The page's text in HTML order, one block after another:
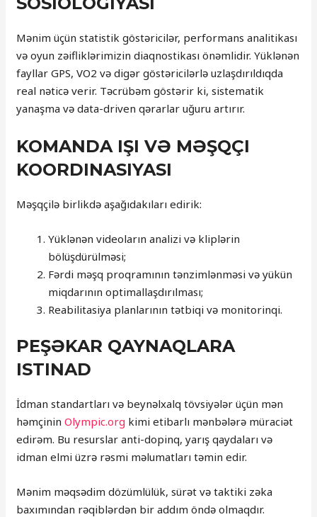
Mənim üçün statistik göstəricilər, performans analitikası
və oyun zəifliklərimizin diaqnostikası önəmlidir. Yüklənən
fayllar GPS, VO2 və digər göstəricilərlə uzlaşdırıldıqda
real nəticə verir. Təcrübəm göstərir ki, sistematik
yanaşma və data-driven qərarlar uğuru artırır.
KOMANDA IŞI VƏ MƏŞQÇI
KOORDINASIYASI
Məşqçilə birlikdə aşağıdakıları edirik:
Yüklənən videoların analizi və kliplərin
bölüşdürülməsi;
Fərdi məşq proqramının tənzimlənməsi və yükün
miqdarının optimallaşdırılması;
Reabilitasiya planlarının tətbiqi və monitorinqi.
PEŞƏKAR QAYNAQLARA
ISTINAD
İdman standartları və beynəlxalq tövsiyələr üçün mən
həmçininOlympic.org kimi etibarlı mənbələrə müraciət
edirəm. Bu resurslar anti-dopinq, yarış qaydaları və
idman elmi üzrə rəsmi məlumatları təmin edir.
Mənim məqsədim dözümlülük, sürət və taktiki zəka
baxımından rəqiblərdən bir addım öndə olmaqdır.